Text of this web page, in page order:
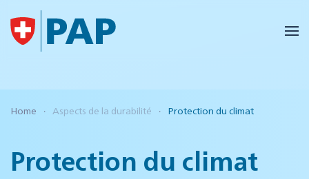
Accéder au contenu principal
Home Aspects de la durabilité Protection du climat
Protection du climat